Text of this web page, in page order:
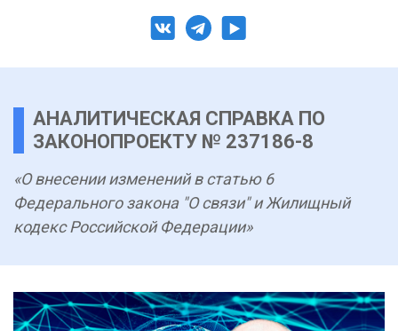
АНАЛИТИЧЕСКАЯ СПРАВКА ПО
ЗАКОНОПРОЕКТУ № 237186-8
«О внесении изменений в статью 6
Федерального закона "О связи" и Жилищный
кодекс Российской Федерации»